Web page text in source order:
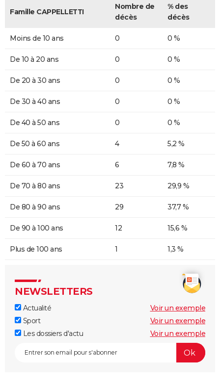
Famille CAPPELLETTI
Nombre de
décès
% des
décès
Moins de 10 ans 0 0 %
De 10 à 20 ans 0 0 %
De 20 à 30 ans 0 0 %
De 30 à 40 ans 0 0 %
De 40 à 50 ans 0 0 %
De 50 à 60 ans 4 5,2 %
De 60 à 70 ans 6 7,8 %
De 70 à 80 ans 23 29,9 %
De 80 à 90 ans 29 37,7 %
De 90 à 100 ans 12 15,6 %
Plus de 100 ans 1 1,3 %
NEWSLETTERS
Actualité
Voir un exemple
Sport
Voir un exemple
Les dossiers d'actu
Voir un exemple